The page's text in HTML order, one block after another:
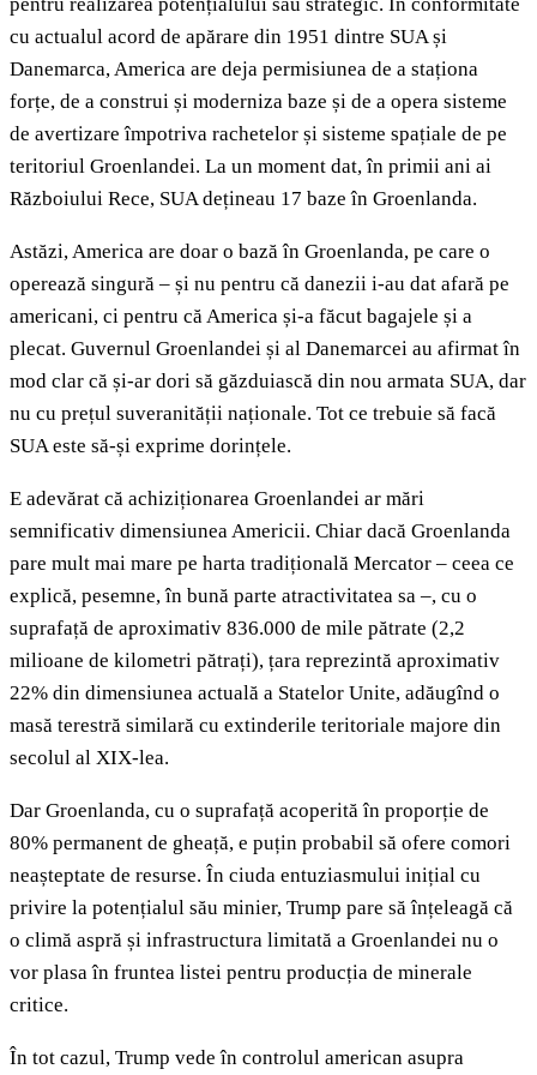
pentru realizarea potențialului său strategic. În conformitate
cu actualul acord de apărare din 1951 dintre SUA și
Danemarca, America are deja permisiunea de a staționa
forțe, de a construi și moderniza baze și de a opera sisteme
de avertizare împotriva rachetelor și sisteme spațiale de pe
teritoriul Groenlandei. La un moment dat, în primii ani ai
Războiului Rece, SUA dețineau 17 baze în Groenlanda.
Astăzi, America are doar o bază în Groenlanda, pe care o
operează singură – și nu pentru că danezii i-au dat afară pe
americani, ci pentru că America și-a făcut bagajele și a
plecat. Guvernul Groenlandei și al Danemarcei au afirmat în
mod clar că și-ar dori să găzduiască din nou armata SUA, dar
nu cu prețul suveranității naționale. Tot ce trebuie să facă
SUA este să-și exprime dorințele.
E adevărat că achiziționarea Groenlandei ar mări
semnificativ dimensiunea Americii. Chiar dacă Groenlanda
pare mult mai mare pe harta tradițională Mercator – ceea ce
explică, pesemne, în bună parte atractivitatea sa –, cu o
suprafață de aproximativ 836.000 de mile pătrate (2,2
milioane de kilometri pătrați), țara reprezintă aproximativ
22% din dimensiunea actuală a Statelor Unite, adăugînd o
masă terestră similară cu extinderile teritoriale majore din
secolul al XIX-lea.
Dar Groenlanda, cu o suprafață acoperită în proporție de
80% permanent de gheață, e puțin probabil să ofere comori
neașteptate de resurse. În ciuda entuziasmului inițial cu
privire la potențialul său minier, Trump pare să înțeleagă că
o climă aspră și infrastructura limitată a Groenlandei nu o
vor plasa în fruntea listei pentru producția de minerale
critice.
În tot cazul, Trump vede în controlul american asupra